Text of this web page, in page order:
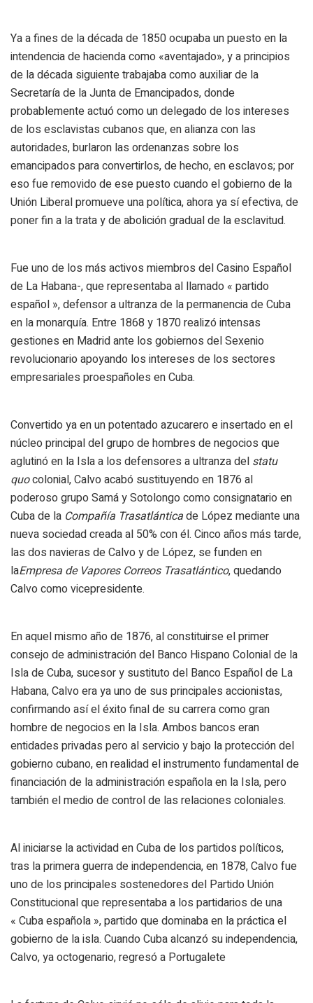
Ya a fines de la década de 1850 ocupaba un puesto en la
intendencia de hacienda como «aventajado», y a principios
de la década siguiente trabajaba como auxiliar de la
Secretaría de la Junta de Emancipados, donde
probablemente actuó como un delegado de los intereses
de los esclavistas cubanos que, en alianza con las
autoridades, burlaron las ordenanzas sobre los
emancipados para convertirlos, de hecho, en esclavos; por
eso fue removido de ese puesto cuando el gobierno de la
Unión Liberal promueve una política, ahora ya sí efectiva, de
poner fin a la trata y de abolición gradual de la esclavitud.
Fue uno de los más activos miembros del Casino Español
de La Habana-, que representaba al llamado « partido
español », defensor a ultranza de la permanencia de Cuba
en la monarquía. Entre 1868 y 1870 realizó intensas
gestiones en Madrid ante los gobiernos del Sexenio
revolucionario apoyando los intereses de los sectores
empresariales proespañoles en Cuba.
Convertido ya en un potentado azucarero e insertado en el
núcleo principal del grupo de hombres de negocios que
aglutinó en la Isla a los defensores a ultranza del statu
quocolonial, Calvo acabó sustituyendo en 1876 al
poderoso grupo Samá y Sotolongo como consignatario en
Cuba de la Compañía Trasatlánticade López mediante una
nueva sociedad creada al 50% con él. Cinco años más tarde,
las dos navieras de Calvo y de López, se funden en
laEmpresa de Vapores Correos Trasatlántico, quedando
Calvo como vicepresidente.
En aquel mismo año de 1876, al constituirse el primer
consejo de administración del Banco Hispano Colonial de la
Isla de Cuba, sucesor y sustituto del Banco Español de La
Habana, Calvo era ya uno de sus principales accionistas,
confirmando así el éxito final de su carrera como gran
hombre de negocios en la Isla. Ambos bancos eran
entidades privadas pero al servicio y bajo la protección del
gobierno cubano, en realidad el instrumento fundamental de
financiación de la administración española en la Isla, pero
también el medio de control de las relaciones coloniales.
Al iniciarse la actividad en Cuba de los partidos políticos,
tras la primera guerra de independencia, en 1878, Calvo fue
uno de los principales sostenedores del Partido Unión
Constitucional que representaba a los partidarios de una
« Cuba española », partido que dominaba en la práctica el
gobierno de la isla. Cuando Cuba alcanzó su independencia,
Calvo, ya octogenario, regresó a Portugalete